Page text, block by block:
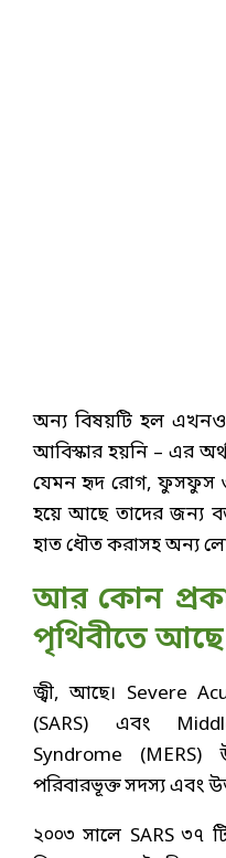
অন্য বিষয়টি হল
আবিস্কার হয়নি – এর
যেমন হৃদ রোগ, ফুসফুস ও
হয়ে আছে তাদের জন্য
হাত ধৌত করাসহ অন্য
আর কোন
পৃথিবীতে আছে
জ্বী, আছে। Severe
(SARS) এবং
Syndrome
পরিবারভূক্ত সদস্য এবং
২০০৩ সালে SARS ৩৭